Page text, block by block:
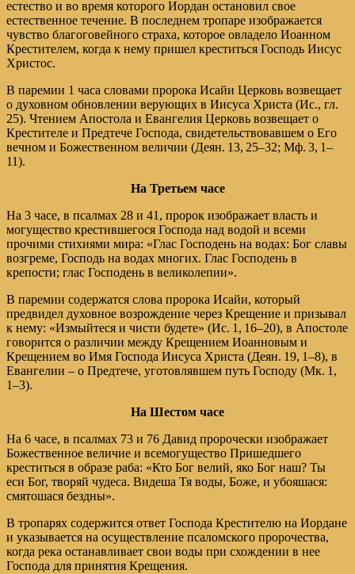
естество и во время которого Иордан остановил свое
естественное течение. В последнем тропаре изображается
чувство благоговейного страха, которое овладело Иоанном
Крестителем, когда к нему пришел креститься Господь Иисус
Христос.
В паремии 1 часа словами пророка Исайи Церковь возвещает
о духовном обновлении верующих в Иисуса Христа (Ис., гл.
25). Чтением Апостола и Евангелия Церковь возвещает о
Крестителе и Предтече Господа, свидетельствовавшем о Его
вечном и Божественном величии (Деян. 13, 25–32; Мф. 3, 1–
11).
На Третьем часе
На 3 часе, в псалмах 28 и 41, пророк изображает власть и
могущество крестившегося Господа над водой и всеми
прочими стихиями мира: «Глас Господень на водах: Бог славы
возгреме, Господь на водах многих. Глас Господень в
крепости; глас Господень в великолепии».
В паремии содержатся слова пророка Исайи, который
предвидел духовное возрождение через Крещение и призывал
к нему: «Измыйтеся и чисти будете» (Ис. 1, 16–20), в Апостоле
говорится о различии между Крещением Иоанновым и
Крещением во Имя Господа Иисуса Христа (Деян. 19, 1–8), в
Евангелии – о Предтече, уготовлявшем путь Господу (Мк. 1,
1–3).
На Шестом часе
На 6 часе, в псалмах 73 и 76 Давид пророчески изображает
Божественное величие и всемогущество Пришедшего
креститься в образе раба: «Кто Бог велий, яко Бог наш? Ты
еси Бог, творяй чудеса. Видеша Тя воды, Боже, и убояшася:
смятошася бездны».
В тропарях содержится ответ Господа Крестителю на Иордане
и указывается на осуществление псаломского пророчества,
когда река останавливает свои воды при схождении в нее
Господа для принятия Крещения.